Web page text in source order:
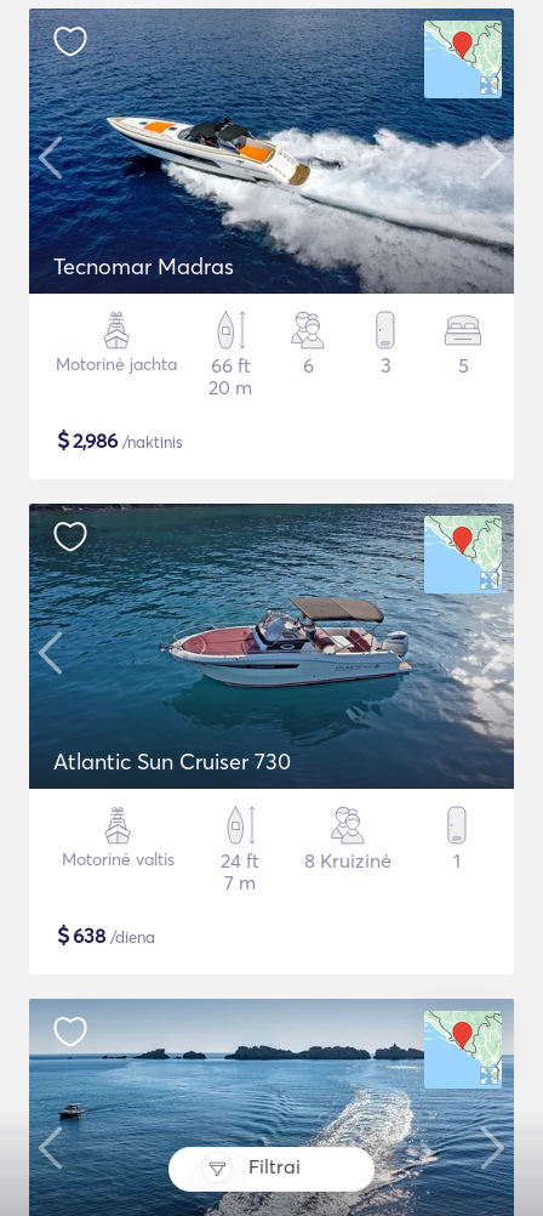
Filtrai
Tecnomar Madras
Motorinė jachta
66 ft
20 m
6 3 5
$2,986 /naktinis
Atlantic Sun Cruiser 730
Motorinė valtis
24 ft
7 m
8 Kruizinė 1
$638 /diena